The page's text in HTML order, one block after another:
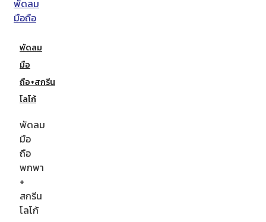
พัดลม
มือ
ถือ+สกรีน
โลโก้
พัดลม
มือ
ถือ
พกพา
+
สกรีน
โลโก้